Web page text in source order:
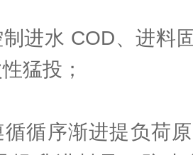
水 COD、进料固
猛投；
序渐进提负荷原